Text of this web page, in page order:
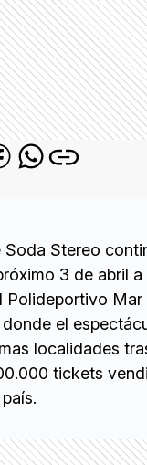
Soda Stereo
3 de abril a
Polideportivo
el
localidades
tickets